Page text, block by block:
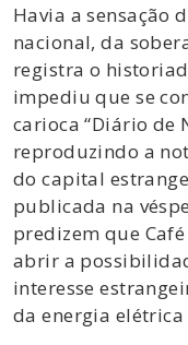
Havia a sensação
nacional, da
registra o
impediu que se
carioca “Diário de
reproduzindo a
do capital
publicada na
predizem que
abrir a
interesse
da energia elétrica